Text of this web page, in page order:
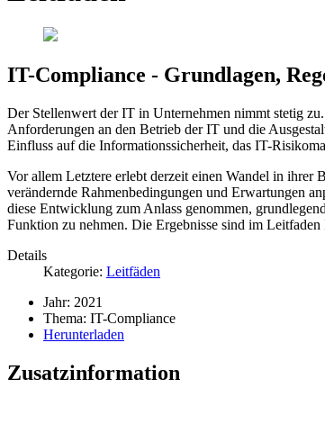
IT-Compliance - Grundlagen,
Der Stellenwert der IT in Unternehmen nimmt stetig
Anforderungen an den Betrieb der IT und die
Einfluss auf die Informationssicherheit, das IT-
Vor allem Letztere erlebt derzeit einen Wandel in
verändernde Rahmenbedingungen und Erwartungen
diese Entwicklung zum Anlass genommen,
Funktion zu nehmen. Die Ergebnisse sind im
Details
Kategorie: Leitfäden
Jahr: 2021
Thema: IT-Compliance
Herunterladen
Zusatzinformation